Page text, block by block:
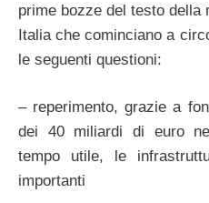
prime bozze del testo della
Italia che cominciano a
le seguenti questioni:
– reperimento, grazie a
dei 40 miliardi di euro
tempo utile, le
importanti